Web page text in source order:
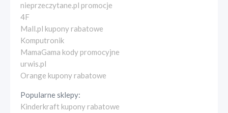
nieprzeczytane.pl promocje
4F
Mall.pl kupony rabatowe
Komputronik
MamaGama kody promocyjne
urwis.pl
Orange kupony rabatowe
Popularne sklepy:
Kinderkraft kupony rabatowe